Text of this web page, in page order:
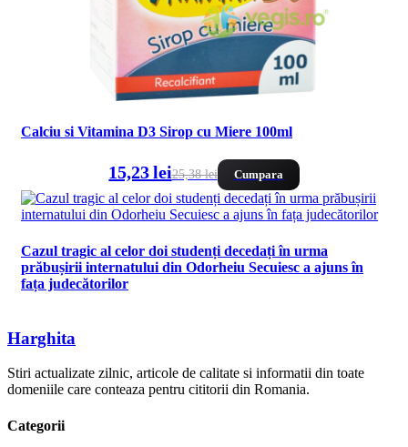
Calciu si Vitamina D3 Sirop cu Miere 100ml
15,23 lei25,38 lei Cumpara
Cazul tragic al celor doi studenți decedați în urma
prăbușirii internatului din Odorheiu Secuiesc a ajuns în
fața judecătorilor
Harghita
Stiri actualizate zilnic, articole de calitate si informatii din toate
domeniile care conteaza pentru cititorii din Romania.
Categorii